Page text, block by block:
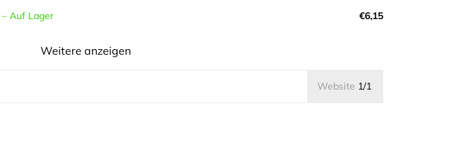
– Auf Lager €6,15
Weitere anzeigen
Website 1/1